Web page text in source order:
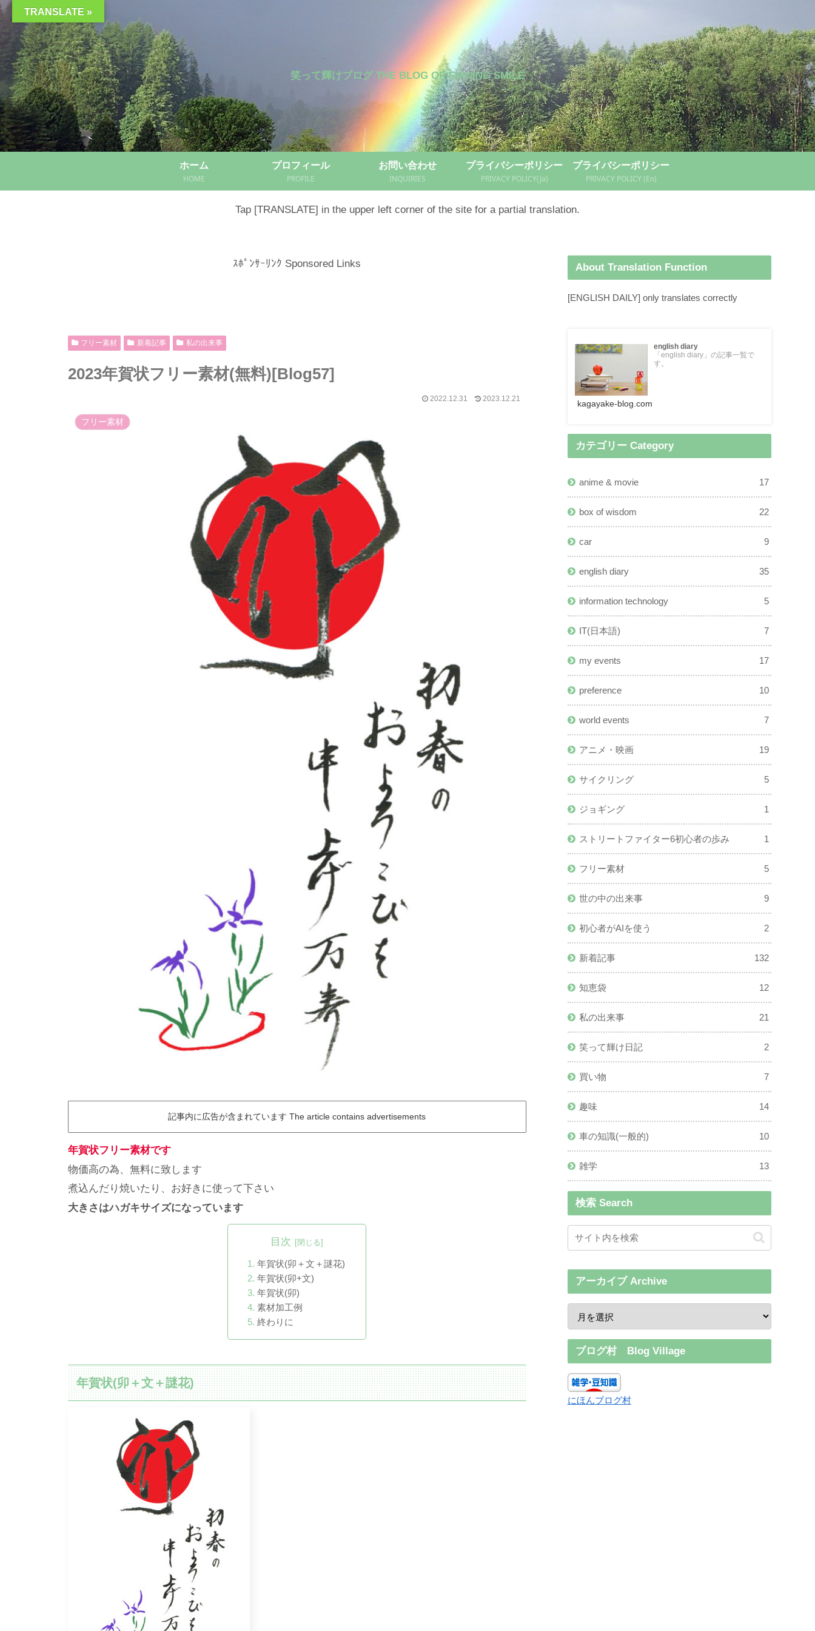
笑って輝けブログ THE BLOG OF SHINING SMILE
ホーム
HOME
プロフィール
PROFILE
お問い合わせ
INQUIRIES
プライバシーポリシー
PRIVACY POLICY(Ja)
プライバシーポリシー
PRIVACY POLICY (En)
Tap [TRANSLATE] in the upper left corner of the site for a partial translation.
ｽﾎﾟﾝｻｰﾘﾝｸ Sponsored Links
フリー素材 新着記事 私の出来事
2023年賀状フリー素材(無料)[Blog57]
2022.12.31 2023.12.21
フリー素材
記事内に広告が含まれています The article contains advertisements
年賀状フリー素材です
物価高の為、無料に致します
煮込んだり焼いたり、お好きに使って下さい
大きさはハガキサイズになっています
目次
年賀状(卯＋文＋謎花)
年賀状(卯+文)
年賀状(卯)
素材加工例
終わりに
年賀状(卯＋文＋謎花)
About Translation Function
[ENGLISH DAILY] only translates correctly
english diary
「english diary」の記事一覧で
す。
kagayake-blog.com
カテゴリー Category
anime & movie 17
box of wisdom 22
car 9
english diary 35
information technology 5
IT(日本語) 7
my events 17
preference 10
world events 7
アニメ・映画 19
サイクリング 5
ジョギング 1
ストリートファイター6初心者の歩み 1
フリー素材 5
世の中の出来事 9
初心者がAIを使う 2
新着記事 132
知恵袋 12
私の出来事 21
笑って輝け日記 2
買い物 7
趣味 14
車の知識(一般的) 10
雑学 13
検索 Search
アーカイブ Archive
ブログ村 Blog Village
にほんブログ村
TRANSLATE »